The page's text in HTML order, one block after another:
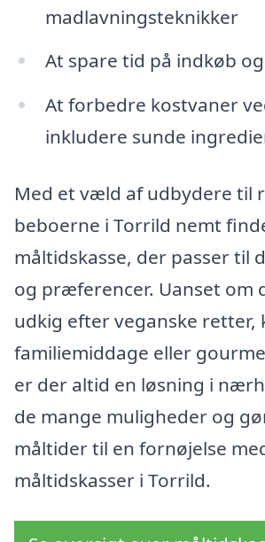
madlavningsteknikker
At spare tid på indkøb
At forbedre kostvaner
inkludere sunde
Med et væld af udbydere til
beboerne i Torrild nemt
måltidskasse, der passer til
og præferencer. Uanset om
udkig efter veganske retter,
familiemiddage eller
er der altid en løsning i
de mange muligheder og
måltider til en fornøjelse
måltidskasser i Torrild.